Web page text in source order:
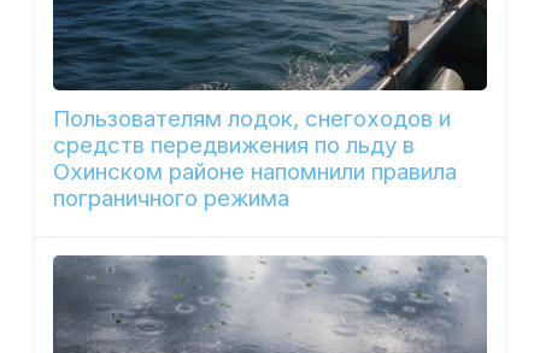
Пользователям лодок, снегоходов и
средств передвижения по льду в
Охинском районе напомнили правила
пограничного режима